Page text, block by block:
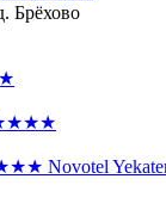
Брёхово
Novotel